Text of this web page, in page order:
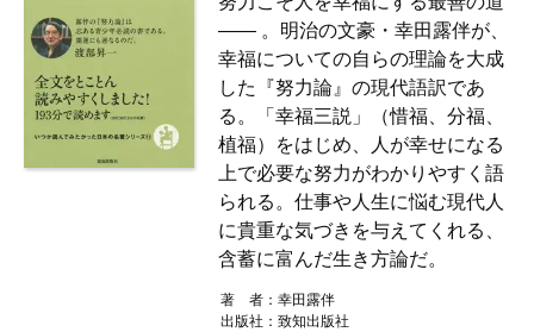
―― 。明治の文豪・幸田露伴が、
幸福についての自らの理論を大成
した『努力論』の現代語訳であ
る。「幸福三説」（惜福、分福、
植福）をはじめ、人が幸せになる
上で必要な努力がわかりやすく語
られる。仕事や人生に悩む現代人
に貴重な気づきを与えてくれる、
含蓄に富んだ生き方論だ。
著 者： 幸田露伴
出版社： 致知出版社